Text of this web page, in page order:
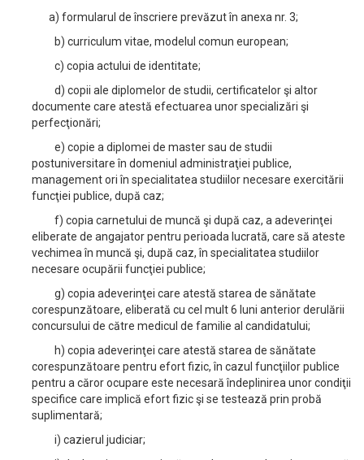
a) formularul de înscriere prevăzut în anexa nr. 3;
b) curriculum vitae, modelul comun european;
c) copia actului de identitate;
d) copii ale diplomelor de studii, certificatelor şi altor
documente care atestă efectuarea unor specializări şi
perfecţionări;
e) copie a diplomei de master sau de studii
postuniversitare în domeniul administraţiei publice,
management ori în specialitatea studiilor necesare exercitării
funcţiei publice, după caz;
f) copia carnetului de muncă şi după caz, a adeverinţei
eliberate de angajator pentru perioada lucrată, care să ateste
vechimea în muncă şi, după caz, în specialitatea studiilor
necesare ocupării funcţiei publice;
g) copia adeverinţei care atestă starea de sănătate
corespunzătoare, eliberată cu cel mult 6 luni anterior derulării
concursului de către medicul de familie al candidatului;
h) copia adeverinţei care atestă starea de sănătate
corespunzătoare pentru efort fizic, în cazul funcţiilor publice
pentru a căror ocupare este necesară îndeplinirea unor condiţii
specifice care implică efort fizic şi se testează prin probă
suplimentară;
i) cazierul judiciar;